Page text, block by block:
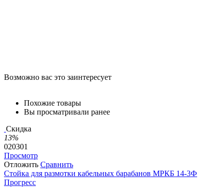
Возможно вас это заинтересует
Похожие товары
Вы просматривали ранее
Скидка
13%
020301
Просмотр
Отложить Сравнить
Стойка для размотки кабельных барабанов МРКБ 14-3Ф
Прогресс